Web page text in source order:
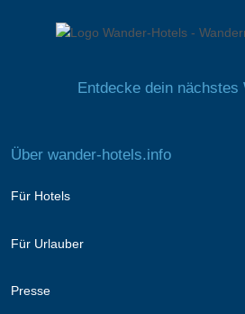
Entdecke dein nächstes
Über wander-hotels.info
Für Hotels
Für Urlauber
Presse